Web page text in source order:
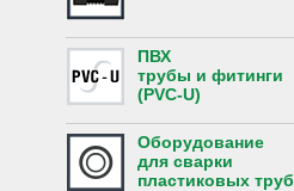
ПВХ
трубы и фитинги
(PVC-U)
Оборудование
для сварки
пластиковых труб